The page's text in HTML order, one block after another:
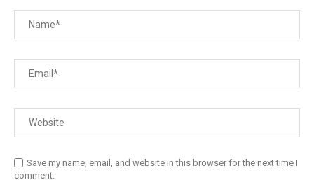
Save my name, email, and website in this browser for the next time I
comment.